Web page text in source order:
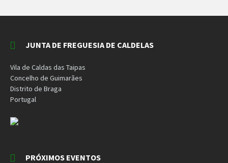
JUNTA DE FREGUESIA DE CALDELAS
Vila de Caldas das Taipas
Concelho de Guimarães
Distrito de Braga
Portugal
PRÓXIMOS EVENTOS